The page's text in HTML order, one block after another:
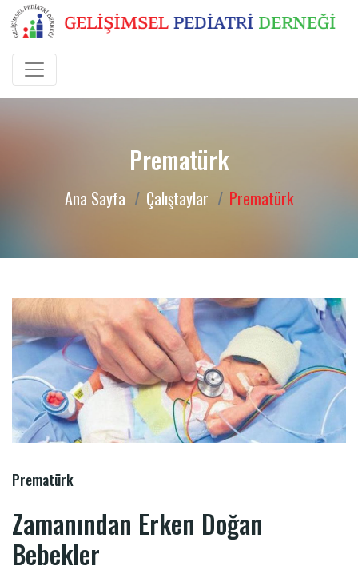
Prematürk
Ana Sayfa Çalıştaylar Prematürk
Prematürk
Zamanından Erken Doğan
Bebekler